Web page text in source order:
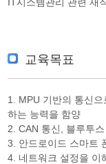
교육목표
1. MPU 기반의 통신
하는 능력을 함양
2. CAN 통신, 블루투
3. 안드로이드 스마트
4. 네트워크 설정을 이